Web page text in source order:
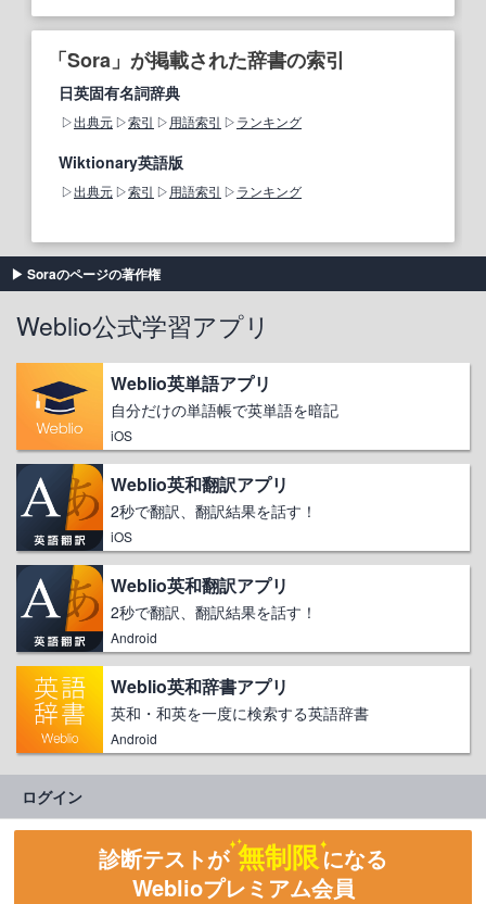
「Sora」が掲載された辞書の索引
日英固有名詞辞典
出典元 索引 用語索引 ランキング
Wiktionary英語版
出典元 索引 用語索引 ランキング
Soraのページの著作権
Weblio公式学習アプリ
Weblio英単語アプリ
自分だけの単語帳で英単語を暗記
iOS
Weblio英和翻訳アプリ
2秒で翻訳、翻訳結果を話す！
iOS
Weblio英和翻訳アプリ
2秒で翻訳、翻訳結果を話す！
Android
Weblio英和辞書アプリ
英和・和英を一度に検索する英語辞書
Android
ログイン
診断テストが 無制限になる
Weblioプレミアム会員